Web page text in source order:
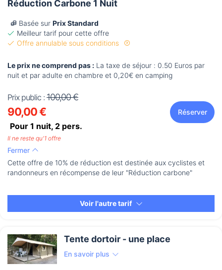
Réduction Carbone 1 Nuit
Basée sur Prix Standard
Meilleur tarif pour cette offre
Offre annulable sous conditions
Le prix ne comprend pas : La taxe de séjour : 0.50 Euros par
nuit et par adulte en chambre et 0,20€ en camping
Prix public : 100,00 €
90,00 €
Pour 1 nuit, 2 pers.
Réserver
Il ne reste qu'1 offre
Fermer
Cette offre de 10% de réduction est destinée aux cyclistes et
randonneurs en récompense de leur "Réduction carbone"
Voir l'autre tarif
Tente dortoir - une place
En savoir plus